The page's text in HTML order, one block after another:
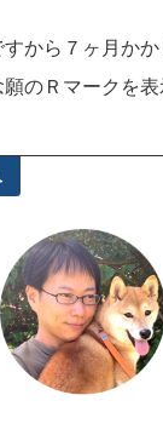
から７ヶ月かか
のＲマークを